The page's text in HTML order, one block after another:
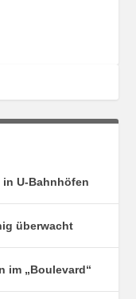
in U-Bahnhöfen
überwacht
im „Boulevard“